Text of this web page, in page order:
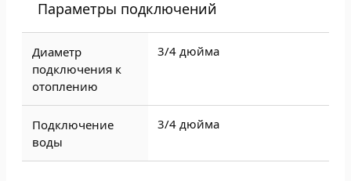
Параметры подключений
Диаметр
подключения к
отоплению
3/4 дюйма
Подключение
воды
3/4 дюйма